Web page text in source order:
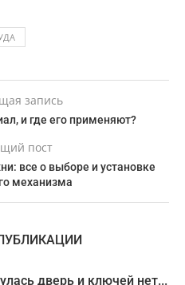
запись
и где его применяют?
пост
все о выборе и установке
механизма
дверь и ключей нет...